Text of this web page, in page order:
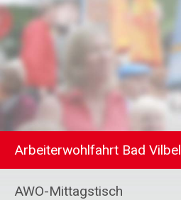
Arbeiterwohlfahrt Bad Vilbel
AWO-Mittagstisch